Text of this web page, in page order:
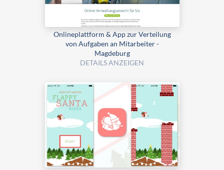
Onlineplattform & App zur Verteilung
von Aufgaben an Mitarbeiter -
Magdeburg
DETAILS ANZEIGEN